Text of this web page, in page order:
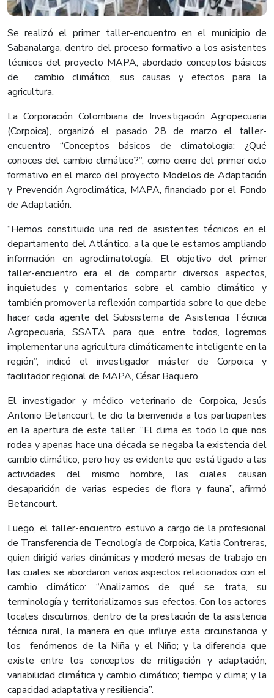
​Se realizó el primer taller-encuentro en el municipio de
Sabanalarga, dentro del proceso formativo a los asistentes
técnicos del proyecto MAPA, abordado conceptos básicos
de cambio climático, sus causas y efectos para la
agricultura.
La Corporación Colombiana de Investigación Agropecuaria
(Corpoica), organizó el pasado 28 de marzo el taller-
encuentro “Conceptos básicos de climatología: ¿Qué
conoces del cambio climático?”, como cierre del primer ciclo
formativo en el marco del proyecto Modelos de Adaptación
y Prevención Agroclimática, MAPA, financiado por el Fondo
de Adaptación.
“Hemos constituido una red de asistentes técnicos en el
departamento del Atlántico, a la que le estamos ampliando
información en agroclimatología. El objetivo del primer
taller-encuentro era el de compartir diversos aspectos,
inquietudes y comentarios sobre el cambio climático y
también promover la reflexión compartida sobre lo que debe
hacer cada agente del Subsistema de Asistencia Técnica
Agropecuaria, SSATA, para que, entre todos, logremos
implementar una agricultura climáticamente inteligente en la
región”, indicó el investigador máster de Corpoica y
facilitador regional de MAPA, César Baquero.
El investigador y médico veterinario de Corpoica, Jesús
Antonio Betancourt, le dio la bienvenida a los participantes
en la apertura de este taller. “El clima es todo lo que nos
rodea y apenas hace una década se negaba la existencia del
cambio climático, pero hoy es evidente que está ligado a las
actividades del mismo hombre, las cuales causan
desaparición de varias especies de flora y fauna”, afirmó
Betancourt.
Luego, el taller-encuentro estuvo a cargo de la profesional
de Transferencia de Tecnología de Corpoica, Katia Contreras,
quien dirigió varias dinámicas y moderó mesas de trabajo en
las cuales se abordaron varios aspectos relacionados con el
cambio climático: “Analizamos de qué se trata, su
terminología y territorializamos sus efectos. Con los actores
locales discutimos, dentro de la prestación de la asistencia
técnica rural, la manera en que influye esta circunstancia y
los fenómenos de la Niña y el Niño; y la diferencia que
existe entre los conceptos de mitigación y adaptación;
variabilidad climática y cambio climático; tiempo y clima; y la
capacidad adaptativa y resiliencia”.